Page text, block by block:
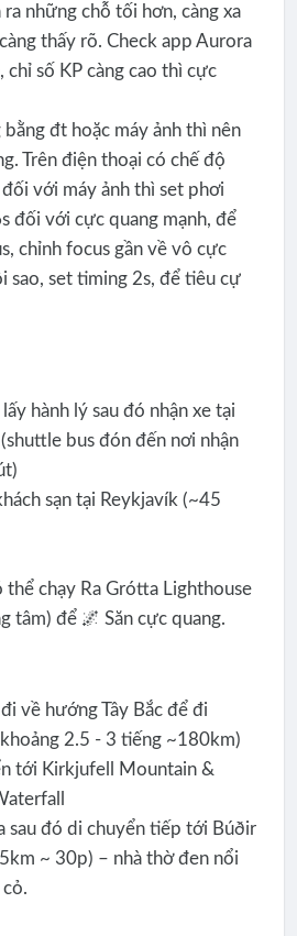
những chỗ tối hơn, càng xa
thấy rõ. Check app Aurora
chỉ số KP càng cao thì cực
đt hoặc máy ảnh thì nên
Trên điện thoại có chế độ
với máy ảnh thì set phơi
đối với cực quang mạnh, để
chỉnh focus gần về vô cực
sao, set timing 2s, để tiêu cự
hành lý sau đó nhận xe tại
(shuttle bus đón đến nơi nhận
sạn tại Reykjavík (~45
thể chạy Ra Grótta Lighthouse
tâm) để 🌌 Săn cực quang.
về hướng Tây Bắc để đi
2.5 - 3 tiếng ~180km)
tới Kirkjufell Mountain &
sau đó di chuyển tiếp tới Búðir
~ 30p) – nhà thờ đen nổi